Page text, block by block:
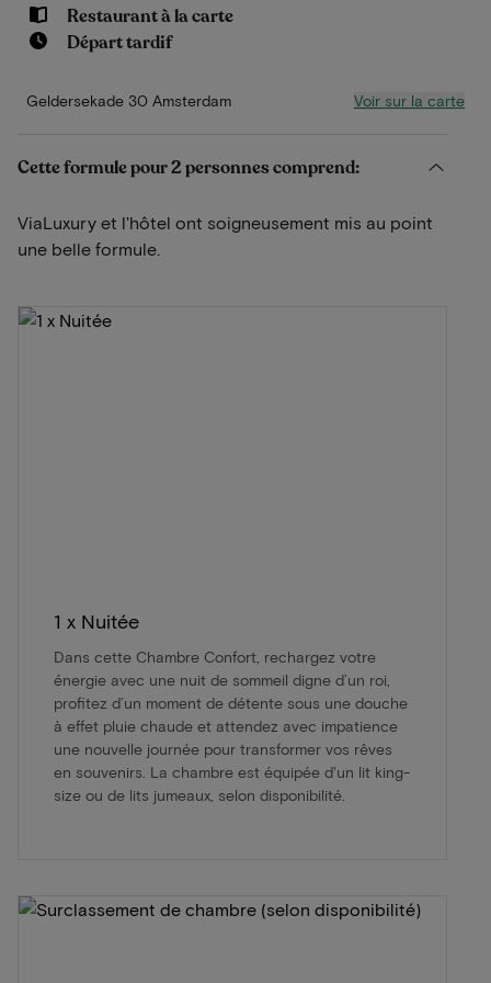
Restaurant à la carte
Départ tardif
Geldersekade 30 Amsterdam Voir sur la carte
Cette formule pour 2 personnes comprend:
ViaLuxury et l'hôtel ont soigneusement mis au point
une belle formule.
1 x Nuitée
Dans cette Chambre Confort, rechargez votre
énergie avec une nuit de sommeil digne d’un roi,
profitez d’un moment de détente sous une douche
à effet pluie chaude et attendez avec impatience
une nouvelle journée pour transformer vos rêves
en souvenirs. La chambre est équipée d'un lit king-
size ou de lits jumeaux, selon disponibilité.